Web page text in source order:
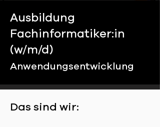
Ausbildung
Fachinformatiker:in
(w/m/d)
Anwendungsentwicklung
Das sind wir: